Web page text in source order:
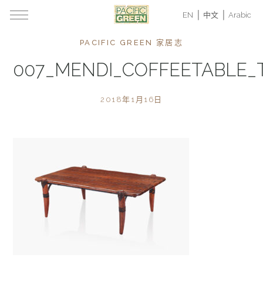
EN 中文 Arabic
PACIFIC GREEN 家居志
2018年1月16日